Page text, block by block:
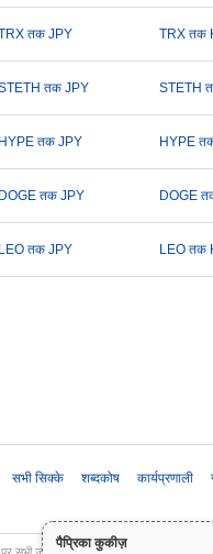
पैप्रिका कुकीज़
तक JPY TRX तक
तक JPY STETH
HYPE तक JPY HYPE
DOGE तक JPY DOGE
LEO तक JPY LEO तक
सभी सिक्के शब्दकोष कार्यप्रणाली